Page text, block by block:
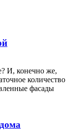
И, конечно же,
количество
фасады